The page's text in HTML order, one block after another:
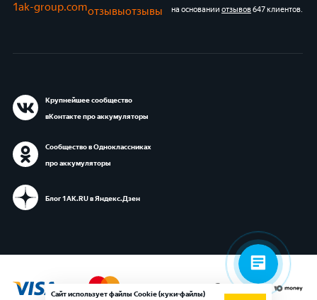
Сайт использует файлы Cookie (куки-файлы)
1ak-group.comотзывыотзывы на основании отзывов647 клиентов.
Крупнейшее сообщество
вКонтакте про аккумуляторы
Сообщество в Одноклассниках
про аккумуляторы
Блог 1АК.RU в Яндекс.Дзен